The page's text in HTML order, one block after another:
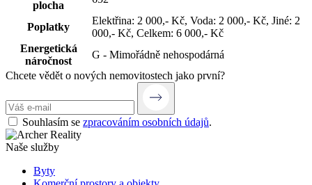
plocha
Poplatky
Elektřina: 2 000,- Kč, Voda: 2 000,- Kč, Jiné: 2
000,- Kč, Celkem: 6 000,- Kč
Energetická
náročnost
G - Mimořádně nehospodárná
Chcete vědět o nových nemovitostech jako první?
Souhlasím se zpracováním osobních údajů.
Naše služby
Byty